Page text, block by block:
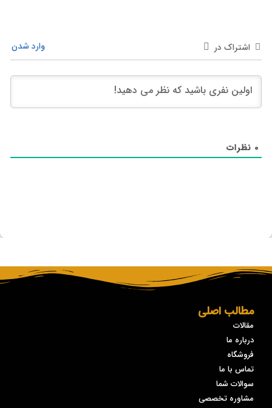
اشتراک در وارد شدن
0 نظرات
مطالب اصلی
مقالات
درباره ما
فروشگاه
تماس با ما
سوالات شما
مشاوره تخصصی